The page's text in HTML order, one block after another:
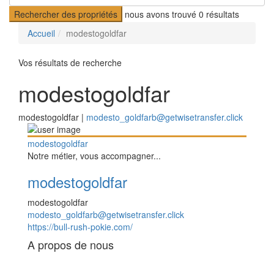
Rechercher des propriétés nous avons trouvé 0 résultats
Accueil
modestogoldfar
Vos résultats de recherche
modestogoldfar
modestogoldfar | modesto_goldfarb@getwisetransfer.click
modestogoldfar
Notre métier, vous accompagner...
modestogoldfar
modestogoldfar
modesto_goldfarb@getwisetransfer.click
https://bull-rush-pokie.com/
A propos de nous